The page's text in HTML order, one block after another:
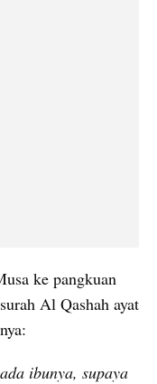
ke pangkuan
Al Qashah ayat
ibunya, supaya